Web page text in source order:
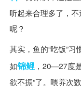
听起来合理多了，不
呢？
其实，鱼的“吃饭”
如锦鲤 ，20—27度
欲不振”了。喂养次